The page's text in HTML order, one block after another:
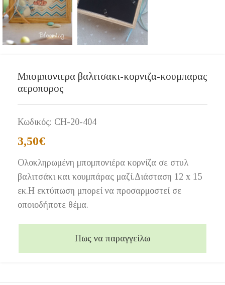
Μπομπονιερα βαλιτσακι-κορνιζα-κουμπαρας
αεροπορος
Κωδικός: CH-20-404
3,50€
Ολοκληρωμένη μπομπονιέρα κορνίζα σε στυλ
βαλιτσάκι και κουμπάρας μαζί.Διάσταση 12 x 15
εκ.Η εκτύπωση μπορεί να προσαρμοστεί σε
οποιοδήποτε θέμα.
Πως να παραγγείλω